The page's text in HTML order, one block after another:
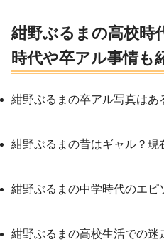
紺野ぶるまの高校時
時代や卒アル事情も
紺野ぶるまの卒アル写真はあ
紺野ぶるまの昔はギャル？現
紺野ぶるまの中学時代のエピ
紺野ぶるまの高校生活での迷